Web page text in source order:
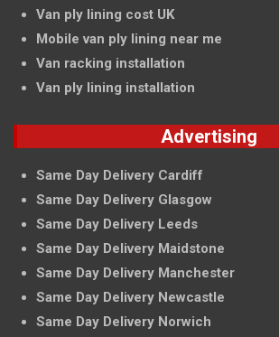
Van ply lining cost UK
Mobile van ply lining near me
Van racking installation
Van ply lining installation
Advertising
Same Day Delivery Cardiff
Same Day Delivery Glasgow
Same Day Delivery Leeds
Same Day Delivery Maidstone
Same Day Delivery Manchester
Same Day Delivery Newcastle
Same Day Delivery Norwich